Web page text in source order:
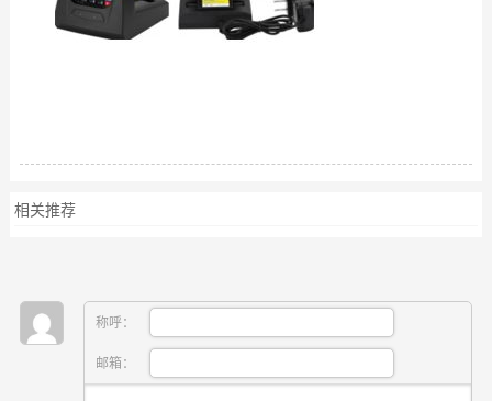
相关推荐
称呼：
邮箱：